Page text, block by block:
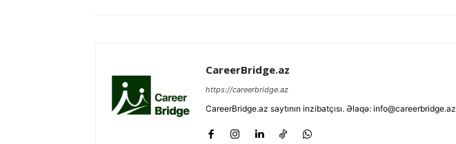
CareerBridge.az
https://careerbridge.az
CareerBridge.az saytının inzibatçısı. Əlaqə: info@careerbridge.az